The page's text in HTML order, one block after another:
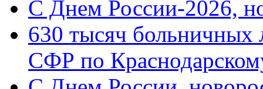
C Днем России-2026,
630 тысяч больничных
СФР по